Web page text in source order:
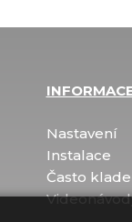
Nastavení
Instalace
Často